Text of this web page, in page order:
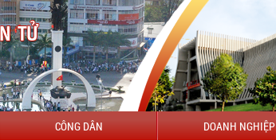
CÔNG DÂN DOANH NGHIỆP